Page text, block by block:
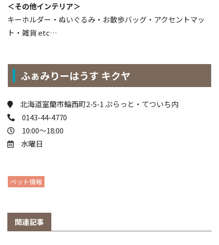
＜その他インテリア＞
キーホルダー・ぬいぐるみ・お散歩バッグ・アクセントマッ
ト・雑貨 etc…
ふぁみりーはうす キクヤ
北海道室蘭市輪西町2-5-1 ぷらっと・てついち内
0143-44-4770
10:00～18:00
水曜日
ペット情報
関連記事